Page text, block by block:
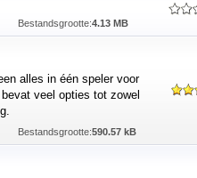
Bestandsgrootte:4.13 MB
alles in één speler voor
veel opties tot zowel
Bestandsgrootte:590.57 kB